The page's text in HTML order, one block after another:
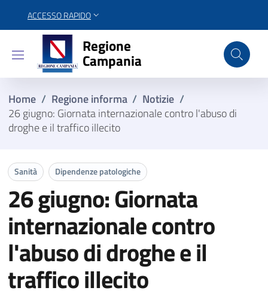
ACCESSO RAPIDO
Regione Campania
Regione
Campania
Home / Regione informa / Notizie /
26 giugno: Giornata internazionale contro l'abuso di
droghe e il traffico illecito
Sanità Dipendenze patologiche
26 giugno: Giornata
internazionale contro
l'abuso di droghe e il
traffico illecito